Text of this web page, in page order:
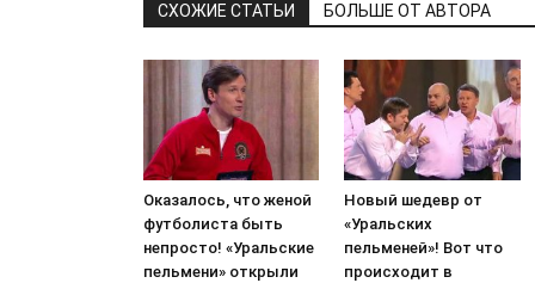
СХОЖИЕ СТАТЬИ БОЛЬШЕ ОТ АВТОРА
Оказалось, что женой
футболиста быть
непросто! «Уральские
пельмени» открыли
Новый шедевр от
«Уральских
пельменей»! Вот что
происходит в